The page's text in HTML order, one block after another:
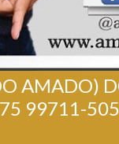
AMADO)
75 99711-